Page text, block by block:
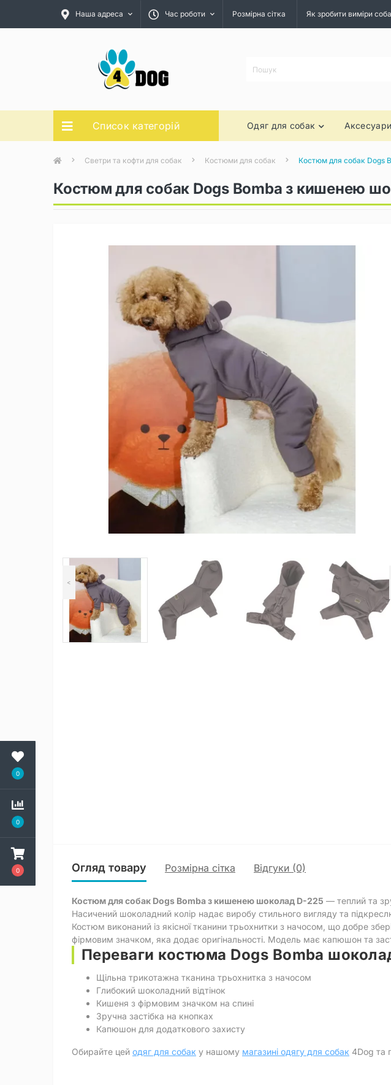
0
0
0
Наша адреса Час роботи Розмірна сітка Як зробити виміри
Список категорій Одяг для собак
Светри та кофти для собак Костюми для собак Костюм для собак Dogs
Костюм для собак Dogs Bomba з кишенею
<
Огляд товару Розмірна сітка Відгуки (0)
Костюм для собак Dogs Bomba з кишенею шоколад D-225 — теплий та
Насичений шоколадний колір надає виробу стильного вигляду та
Костюм виконаний із якісної тканини трьохнитки з начосом, що добре
фірмовим значком, яка додає оригінальності. Модель має капюшон та
Переваги костюма Dogs Bomba
Щільна трикотажна тканина трьохнитка з начосом
Глибокий шоколадний відтінок
Кишеня з фірмовим значком на спині
Зручна застібка на кнопках
Капюшон для додаткового захисту
Обирайте цей одяг для собак у нашому магазині одягу для собак 4Dog та